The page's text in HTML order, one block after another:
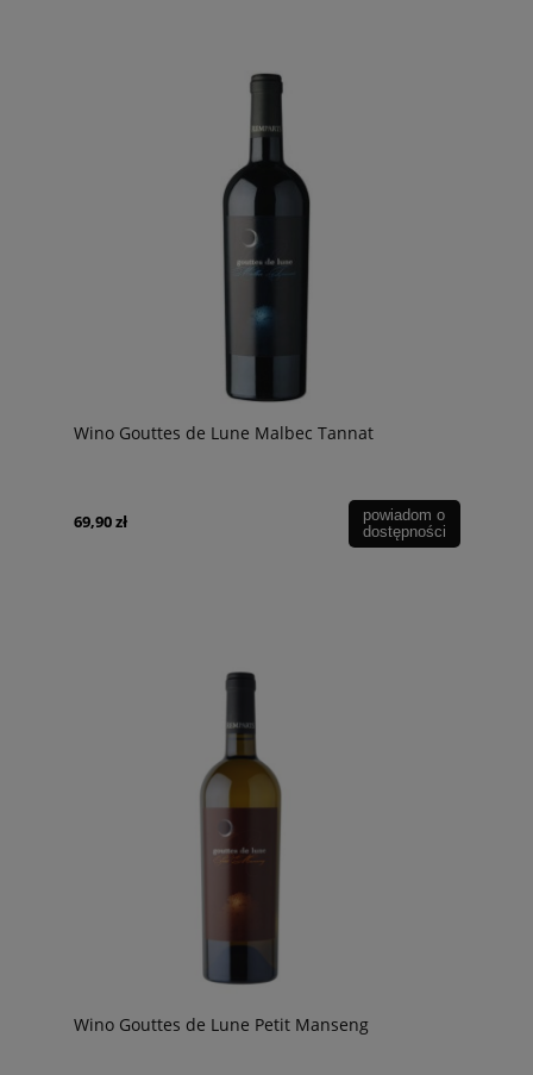
Wino Gouttes de Lune Malbec Tannat
69,90 zł
powiadom o
dostępności
Wino Gouttes de Lune Petit Manseng